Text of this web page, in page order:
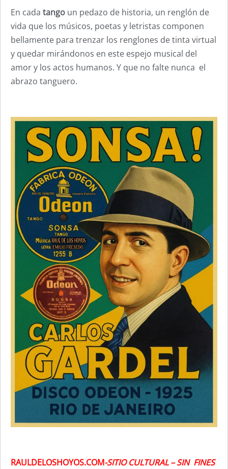
En cada tango un pedazo de historia, un renglón de
vida que los músicos, poetas y letristas componen
bellamente para trenzar los renglones de tinta virtual
y quedar mirándonos en este espejo musical del
amor y los actos humanos. Y que no falte nunca el
abrazo tanguero.
RAULDELOSHOYOS.COM-SITIO CULTURAL – SIN FINES